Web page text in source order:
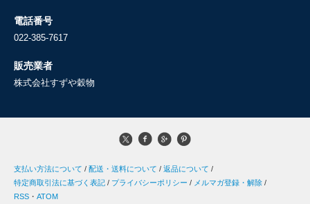
電話番号
022-385-7617
販売業者
株式会社すずや穀物
支払い方法について / 配送・送料について / 返品について /
特定商取引法に基づく表記 / プライバシーポリシー / メルマガ登録・解除 /
RSS ・ ATOM